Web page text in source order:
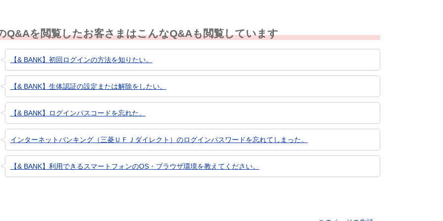
Q&Aを閲覧したお客さまはこんなQ&Aも閲覧しています
【& BANK】初回ログインの方法を知りたい。
【& BANK】生体認証の設定または解除をしたい。
【& BANK】ログインパスコードを忘れた。
インターネットバンキング（三菱ＵＦＪダイレクト）のログインパスワードを忘れてしまった。
【& BANK】利用できるスマートフォンのOS・ブラウザ環境を教えてください。